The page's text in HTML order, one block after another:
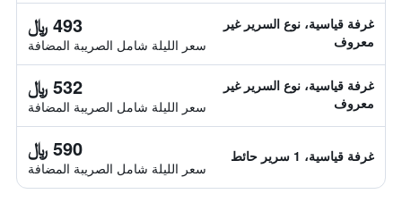
غرفة قياسية، نوع السرير غير
معروف
493 ﷼
سعر الليلة شامل الصريبة المضافة
غرفة قياسية، نوع السرير غير
معروف
532 ﷼
سعر الليلة شامل الصريبة المضافة
غرفة قياسية، 1 سرير حائط 590 ﷼
سعر الليلة شامل الصريبة المضافة